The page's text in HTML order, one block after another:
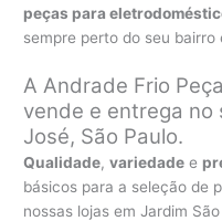
peças para
sempre perto do seu bairro
A Andrade Frio
vende e entrega no
José, São Paulo.
Qualidade,variedade e
básicos para a seleção de
nossas lojas em Jardim